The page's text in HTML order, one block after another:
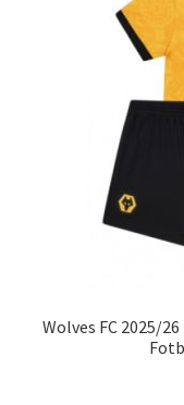
Wolves FC 2025/